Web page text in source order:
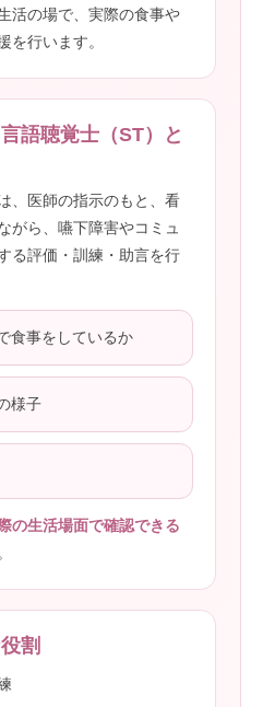
活の場で、実際の食事や
を行います。
語聴覚士（ST）と
、医師の指示のもと、看
がら、嚥下障害やコミュ
る評価・訓練・助言を行
食事をしているか
様子
の生活場面で確認できる
割